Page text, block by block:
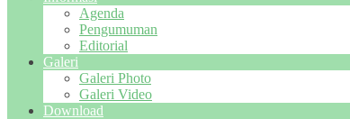
Agenda
Pengumuman
Editorial
Galeri
Galeri Photo
Galeri Video
Download